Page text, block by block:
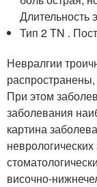
Длительность
Тип 2 TN .
Невралгии
При этом
заболевания
картина
височно-